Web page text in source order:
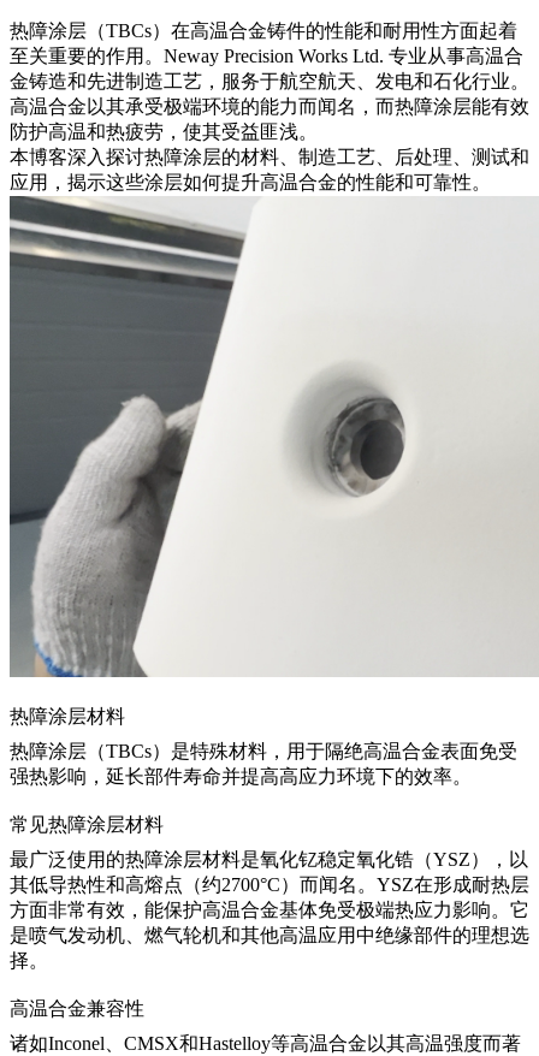
热障涂层（TBCs） 在高温合金铸件的性能和耐用性方面起着
至关重要的作用。Neway Precision Works Ltd. 专业从事高温合
金铸造和先进制造工艺，服务于航空航天 发电和石化行业。
高温合金以其承受极端环境的能力而闻名，而热障涂层能有效
防护高温和热疲劳，使其受益匪浅。
本博客深入探讨热障涂层的材料、制造工艺、
后处理 、测试和
应用，揭示这些涂层如何提升高温合金的性能和可靠性。
热障涂层材料
热障涂层（TBCs）是特殊材料，用于隔绝高温合金表面免受
强热影响，延长部件寿命并提高高应力环境下的效率。
常见热障涂层材料
最广泛使用的热障涂层材料是氧化钇稳定氧化锆（YSZ）
，以
其低导热性和高熔点（约2700°C）而闻名。YSZ在形成耐热层
方面非常有效，能保护高温合金基体免受极端热应力影响。它
是喷气发动机、燃气轮机和其他高温应用中绝缘部件的理想选
择。
高温合金兼容性
诸如Inconel、 CMSX和Hastelloy等高温合金以其高温强度而著